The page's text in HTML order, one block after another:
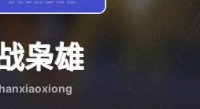
枭雄